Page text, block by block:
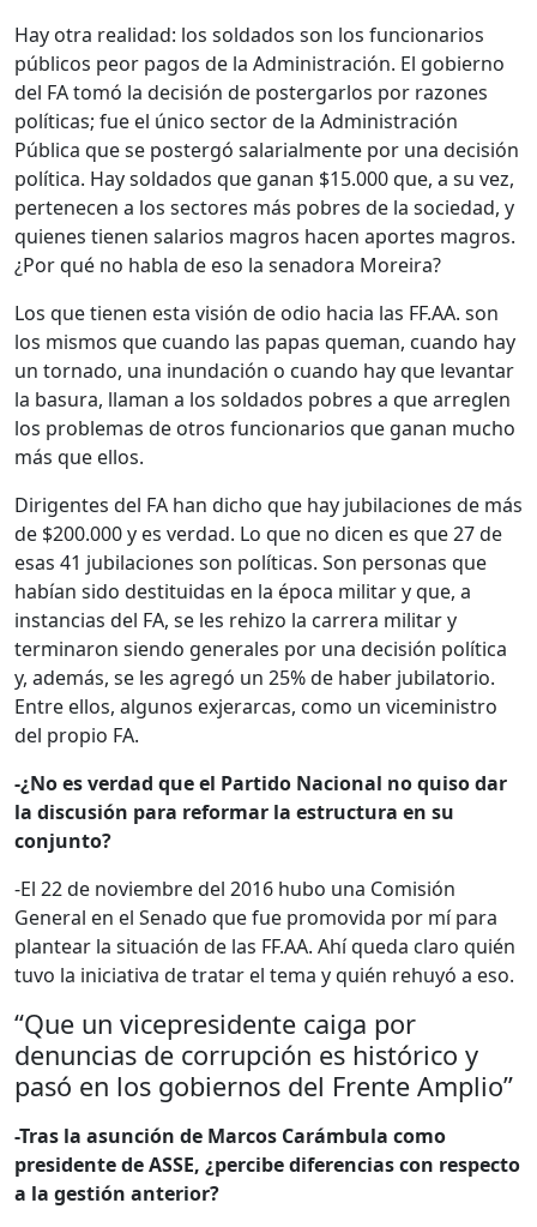
Hay otra realidad: los soldados son los funcionarios
públicos peor pagos de la Administración. El gobierno
del FA tomó la decisión de postergarlos por razones
políticas; fue el único sector de la Administración
Pública que se postergó salarialmente por una decisión
política. Hay soldados que ganan $15.000 que, a su vez,
pertenecen a los sectores más pobres de la sociedad, y
quienes tienen salarios magros hacen aportes magros.
¿Por qué no habla de eso la senadora Moreira?
Los que tienen esta visión de odio hacia las FF.AA. son
los mismos que cuando las papas queman, cuando hay
un tornado, una inundación o cuando hay que levantar
la basura, llaman a los soldados pobres a que arreglen
los problemas de otros funcionarios que ganan mucho
más que ellos.
Dirigentes del FA han dicho que hay jubilaciones de más
de $200.000 y es verdad. Lo que no dicen es que 27 de
esas 41 jubilaciones son políticas. Son personas que
habían sido destituidas en la época militar y que, a
instancias del FA, se les rehizo la carrera militar y
terminaron siendo generales por una decisión política
y, además, se les agregó un 25% de haber jubilatorio.
Entre ellos, algunos exjerarcas, como un viceministro
del propio FA.
-¿No es verdad que el Partido Nacional no quiso dar
la discusión para reformar la estructura en su
conjunto?
-El 22 de noviembre del 2016 hubo una Comisión
General en el Senado que fue promovida por mí para
plantear la situación de las FF.AA. Ahí queda claro quién
tuvo la iniciativa de tratar el tema y quién rehuyó a eso.
“Que un vicepresidente caiga por
denuncias de corrupción es histórico y
pasó en los gobiernos del Frente Amplio”
-Tras la asunción de Marcos Carámbula como
presidente de ASSE, ¿percibe diferencias con respecto
a la gestión anterior?